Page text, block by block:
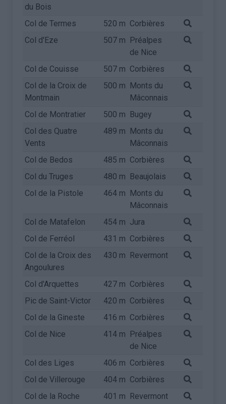
du Bois
Col de Termes 520 m Corbières
Col d'Eze
507 m Préalpes
de Nice
Col de Couisse
507 m Corbières
Col de la Croix de
Montmain
500 m Monts du
Mâconnais
Col de Montratier
500 m Bugey
Col des Quatre
Vents
489 m Monts du
Mâconnais
Col de Bedos
485 m Corbières
Col du Truges
480 m Beaujolais
Col de la Pistole
464 m Monts du
Mâconnais
Col de Matafelon
454 m Jura
Col de Ferréol
431 m Corbières
Col de la Croix des
Angoulures
430 m Revermont
Col d'Arquettes 427 m Corbières
Pic de Saint-Victor
420 m Corbières
Col de la Gineste
416 m Corbières
Col de Nice
414 m Préalpes
de Nice
Col des Liges
406 m Corbières
Col de Villerouge
404 m Corbières
Col de la Roche
401 m Revermont